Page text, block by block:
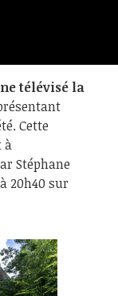
télévisé la
Cette
à
Stéphane
20h40 sur